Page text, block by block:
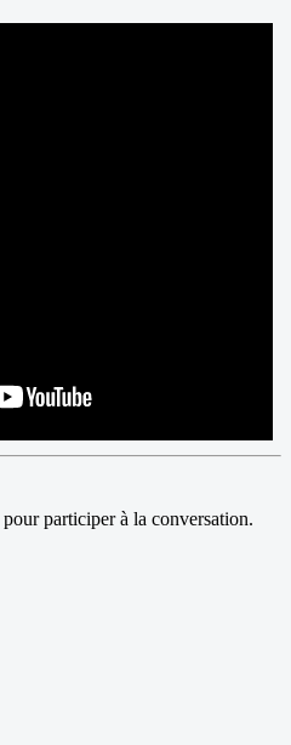
pour participer à la conversation.